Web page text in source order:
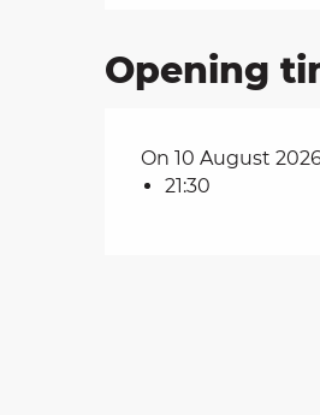
Opening
On 10 August
21:30